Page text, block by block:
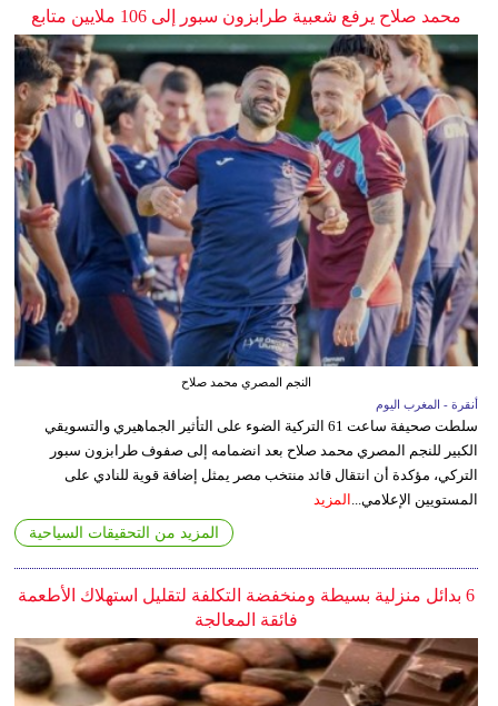
محمد صلاح يرفع شعبية طرابزون سبور إلى 106 ملايين متابع
النجم المصري محمد صلاح
أنقرة - المغرب اليوم
سلطت صحيفة ساعت 61 التركية الضوء على التأثير الجماهيري والتسويقي
الكبير للنجم المصري محمد صلاح بعد انضمامه إلى صفوف طرابزون سبور
التركي، مؤكدة أن انتقال قائد منتخب مصر يمثل إضافة قوية للنادي على
المستويين الإعلامي... المزيد
المزيد من التحقيقات السياحية
6 بدائل منزلية بسيطة ومنخفضة التكلفة لتقليل استهلاك الأطعمة
فائقة المعالجة